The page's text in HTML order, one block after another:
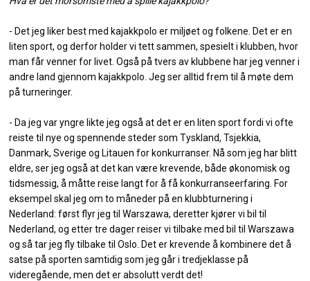
- Det jeg liker best med kajakkpolo er miljøet og folkene. Det er en
liten sport, og derfor holder vi tett sammen, spesielt i klubben, hvor
man får venner for livet. Også på tvers av klubbene har jeg venner i
andre land gjennom kajakkpolo. Jeg ser alltid frem til å møte dem
på turneringer.
- Da jeg var yngre likte jeg også at det er en liten sport fordi vi ofte
reiste til nye og spennende steder som Tyskland, Tsjekkia,
Danmark, Sverige og Litauen for konkurranser. Nå som jeg har blitt
eldre, ser jeg også at det kan være krevende, både økonomisk og
tidsmessig, å måtte reise langt for å få konkurranseerfaring. For
eksempel skal jeg om to måneder på en klubbturnering i
Nederland: først flyr jeg til Warszawa, deretter kjører vi bil til
Nederland, og etter tre dager reiser vi tilbake med bil til Warszawa
og så tar jeg fly tilbake til Oslo. Det er krevende å kombinere det å
satse på sporten samtidig som jeg går i tredjeklasse på
videregående, men det er absolutt verdt det!